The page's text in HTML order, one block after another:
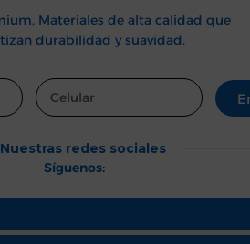
Materiales de alta calidad que
durabilidad y suavidad.
Nuestras redes sociales
Síguenos: